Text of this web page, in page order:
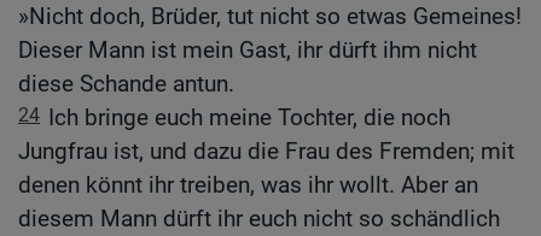
»Nicht doch, Brüder, tut nicht so etwas Gemeines!
Dieser Mann ist mein Gast, ihr dürft ihm nicht
diese Schande antun.
24 Ich bringe euch meine Tochter, die noch
Jungfrau ist, und dazu die Frau des Fremden; mit
denen könnt ihr treiben, was ihr wollt. Aber an
diesem Mann dürft ihr euch nicht so schändlich